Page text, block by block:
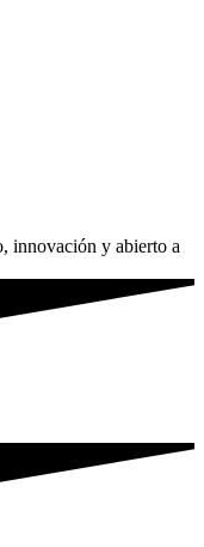
innovación y abierto a